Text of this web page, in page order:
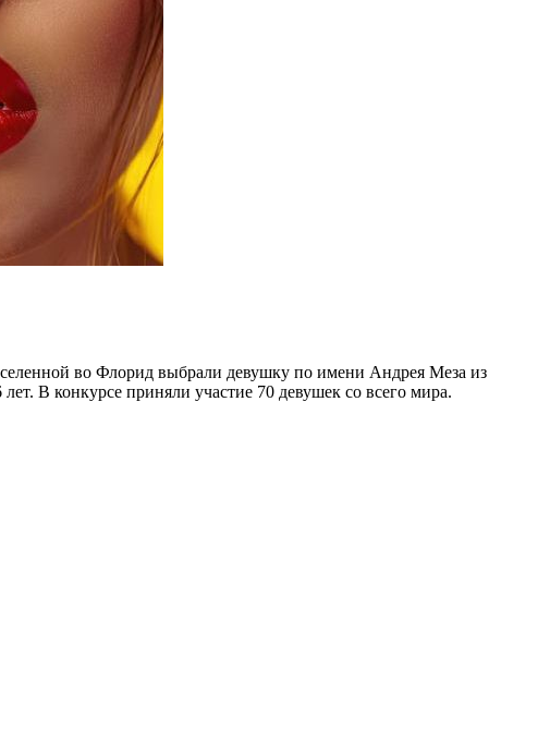
во Флорид выбрали девушку по имени Андрея Меза из
В конкурсе приняли участие 70 девушек со всего мира.